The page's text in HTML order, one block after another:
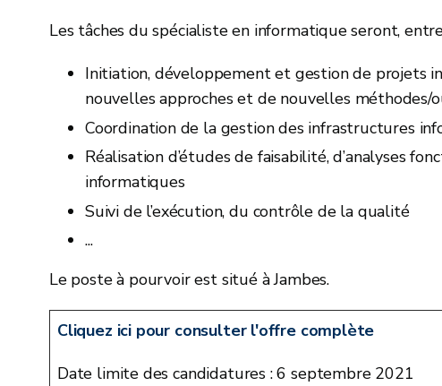
Les tâches du spécialiste en informatique seront,
Initiation, développement et gestion de projets
nouvelles approches et de nouvelles méthodes/
Coordination de la gestion des infrastructures
Réalisation d’études de faisabilité, d’analyses
informatiques
Suivi de l’exécution, du contrôle de la qualité
...
Le poste à pourvoir est situé à Jambes.
Cliquez ici pour consulter l'offre complète
Date limite des candidatures : 6 septembre 2021